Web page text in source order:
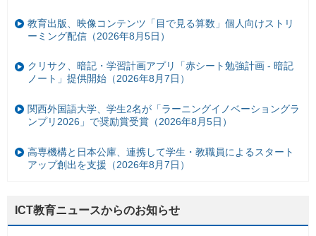
教育出版、映像コンテンツ「目で見る算数」個人向けストリ
ーミング配信（2026年8月5日）
クリサク、暗記・学習計画アプリ「赤シート勉強計画 - 暗記
ノート」提供開始（2026年8月7日）
関西外国語大学、学生2名が「ラーニングイノベーショングラ
ンプリ2026」で奨励賞受賞（2026年8月5日）
高専機構と日本公庫、連携して学生・教職員によるスタート
アップ創出を支援（2026年8月7日）
ICT教育ニュースからのお知らせ